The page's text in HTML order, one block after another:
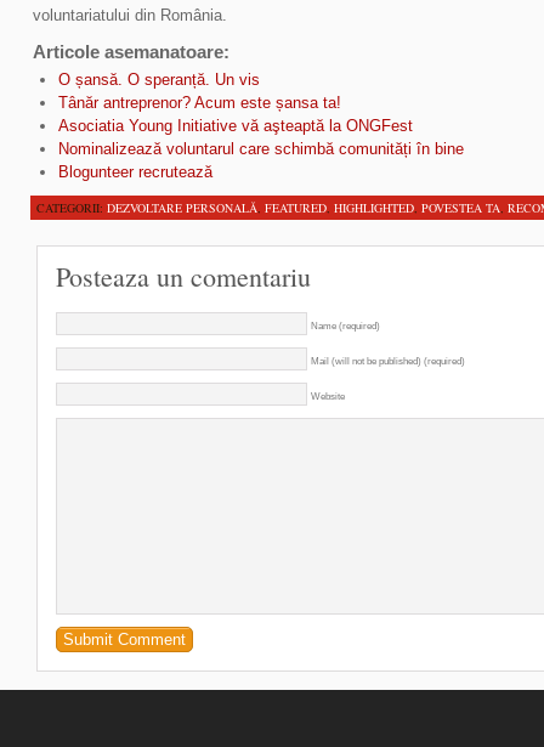
voluntariatului din România.
Articole asemanatoare:
O șansă. O speranță. Un vis
Tânăr antreprenor? Acum este șansa ta!
Asociatia Young Initiative vă aşteaptă la ONGFest
Nominalizează voluntarul care schimbă comunități în bine
Blogunteer recrutează
CATEGORII: DEZVOLTARE PERSONALĂ, FEATURED, HIGHLIGHTED, POVESTEA TA,
Posteaza un comentariu
Name (required)
Mail (will not be published) (required)
Website